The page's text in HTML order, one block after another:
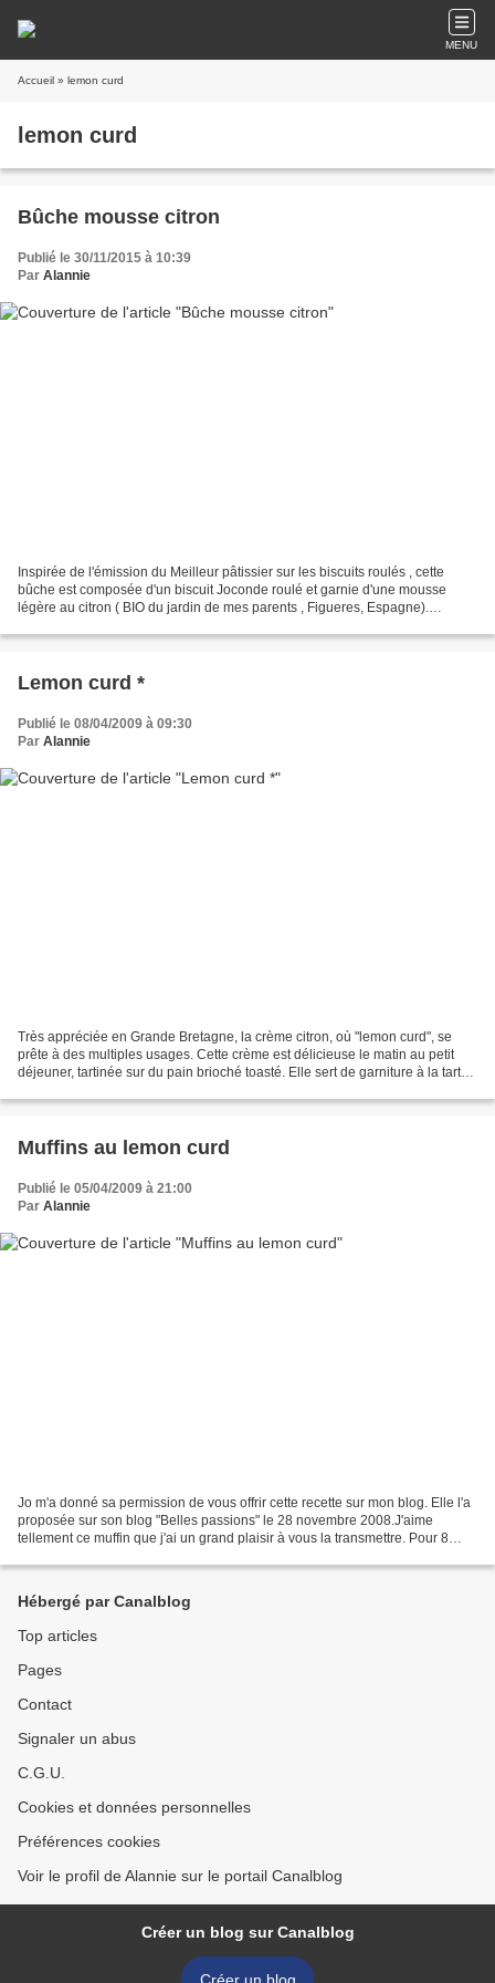
MENU
Accueil » lemon curd
lemon curd
Bûche mousse citron
Publié le 30/11/2015 à 10:39
Par Alannie
Inspirée de l'émission du Meilleur pâtissier sur les biscuits roulés , cette
bûche est composée d'un biscuit Joconde roulé et garnie d'une mousse
légère au citron ( BIO du jardin de mes parents , Figueres, Espagne).
Lemon curd *
Publié le 08/04/2009 à 09:30
Par Alannie
Très appréciée en Grande Bretagne, la crème citron, où "lemon curd", se
prête à des multiples usages. Cette crème est délicieuse le matin au petit
déjeuner, tartinée sur du pain brioché toasté. Elle sert de garniture à la tarte
Muffins au lemon curd
Publié le 05/04/2009 à 21:00
Par Alannie
Jo m'a donné sa permission de vous offrir cette recette sur mon blog. Elle l'a
proposée sur son blog "Belles passions" le 28 novembre 2008.J'aime
tellement ce muffin que j'ai un grand plaisir à vous la transmettre. Pour 8
Hébergé par Canalblog
Top articles
Pages
Contact
Signaler un abus
C.G.U.
Cookies et données personnelles
Préférences cookies
Voir le profil de Alannie sur le portail Canalblog
Créer un blog sur Canalblog